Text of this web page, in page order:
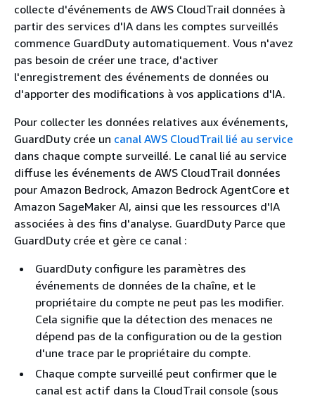
collecte d'événements de AWS CloudTrail données à
partir des services d'IA dans les comptes surveillés
commence GuardDuty automatiquement. Vous n'avez
pas besoin de créer une trace, d'activer
l'enregistrement des événements de données ou
d'apporter des modifications à vos applications d'IA.
Pour collecter les données relatives aux événements,
GuardDuty crée un canal AWS CloudTrail lié au service
dans chaque compte surveillé. Le canal lié au service
diffuse les événements de AWS CloudTrail données
pour Amazon Bedrock, Amazon Bedrock AgentCore et
Amazon SageMaker AI, ainsi que les ressources d'IA
associées à des fins d'analyse. GuardDuty Parce que
GuardDuty crée et gère ce canal :
GuardDuty configure les paramètres des
événements de données de la chaîne, et le
propriétaire du compte ne peut pas les modifier.
Cela signifie que la détection des menaces ne
dépend pas de la configuration ou de la gestion
d'une trace par le propriétaire du compte.
Chaque compte surveillé peut confirmer que le
canal est actif dans la CloudTrail console (sous